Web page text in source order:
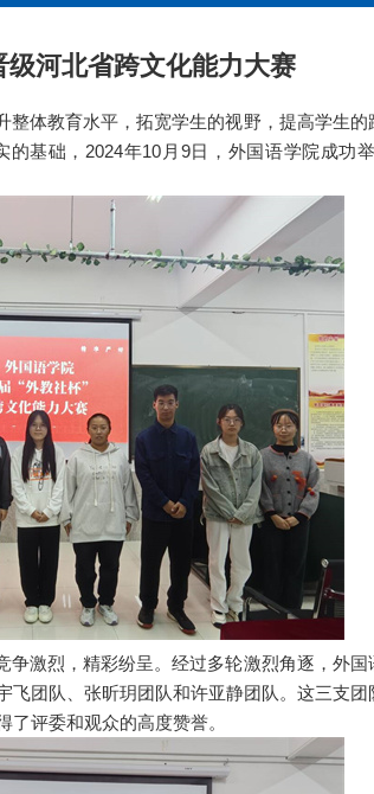
河北省跨文化能力大赛
体教育水平，拓宽学生的视野，提高学生的
基础，2024年10月9日，外国语学院成功
激烈，精彩纷呈。经过多轮激烈角逐，外国
团队、张昕玥团队和许亚静团队。这三支团
评委和观众的高度赞誉。